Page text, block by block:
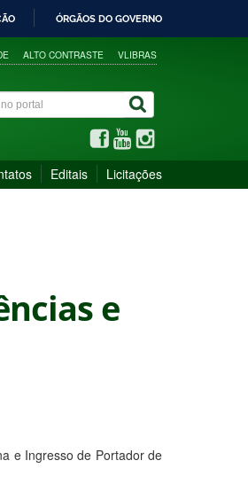
ÓRGÃOS DO GOVERNO
ALTO CONTRASTE VLIBRAS
Editais Licitações
e
e Ingresso de Portador de